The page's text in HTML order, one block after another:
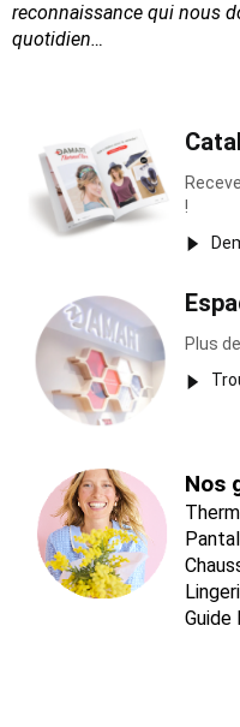
reconnaissance qui nous
quotidien…
!
Plus
Nos
Guide